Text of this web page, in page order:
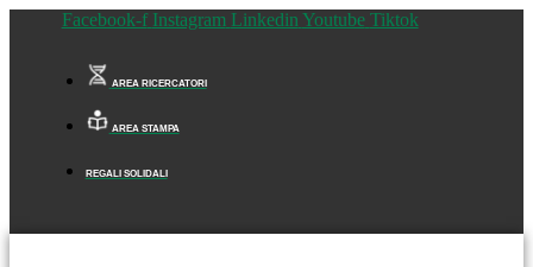
Facebook-f Instagram Linkedin Youtube Tiktok
AREA RICERCATORI
AREA STAMPA
REGALI SOLIDALI